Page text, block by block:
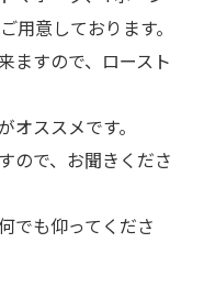
用意しております。
ますので、ロースト
ススメです。
ので、お聞きくださ
でも仰ってくださ